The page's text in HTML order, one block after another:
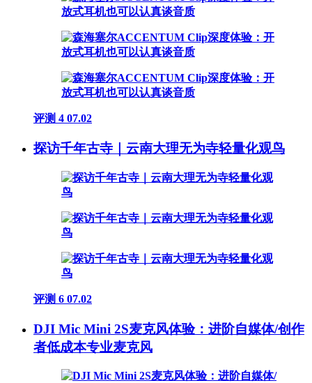
评测 4 07.02
探访千年古寺｜云南大理无为寺轻量化观鸟
评测 6 07.02
DJI Mic Mini 2S麦克风体验：进阶自媒体/创作
者低成本专业麦克风